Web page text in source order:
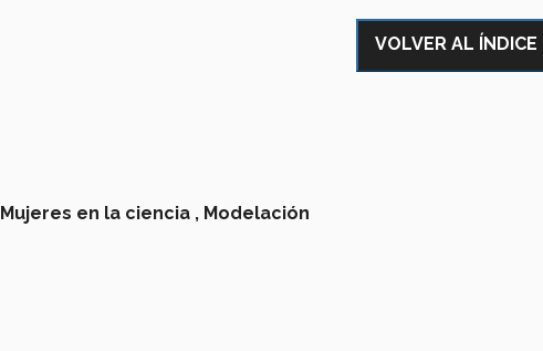
VOLVER AL ÍNDICE
Mujeres en la ciencia , Modelación